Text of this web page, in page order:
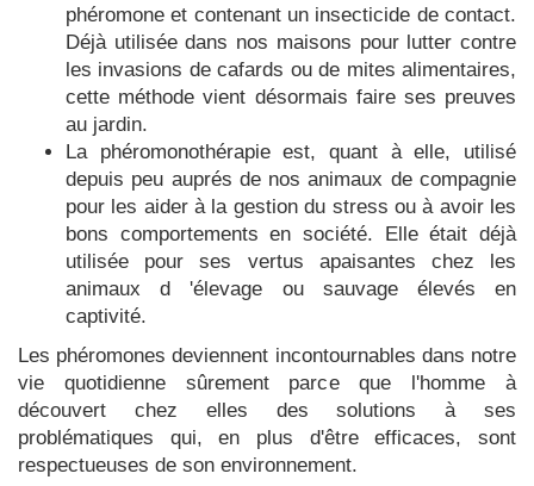
phéromone et contenant un insecticide de contact.
Déjà utilisée dans nos maisons pour lutter contre
les invasions de cafards ou de mites alimentaires,
cette méthode vient désormais faire ses preuves
au jardin.
La phéromonothérapie est, quant à elle, utilisé
depuis peu auprés de nos animaux de compagnie
pour les aider à la gestion du stress ou à avoir les
bons comportements en société. Elle était déjà
utilisée pour ses vertus apaisantes chez les
animaux d 'élevage ou sauvage élevés en
captivité.
Les phéromones deviennent incontournables dans notre
vie quotidienne sûrement parce que l'homme à
découvert chez elles des solutions à ses
problématiques qui, en plus d'être efficaces, sont
respectueuses de son environnement.